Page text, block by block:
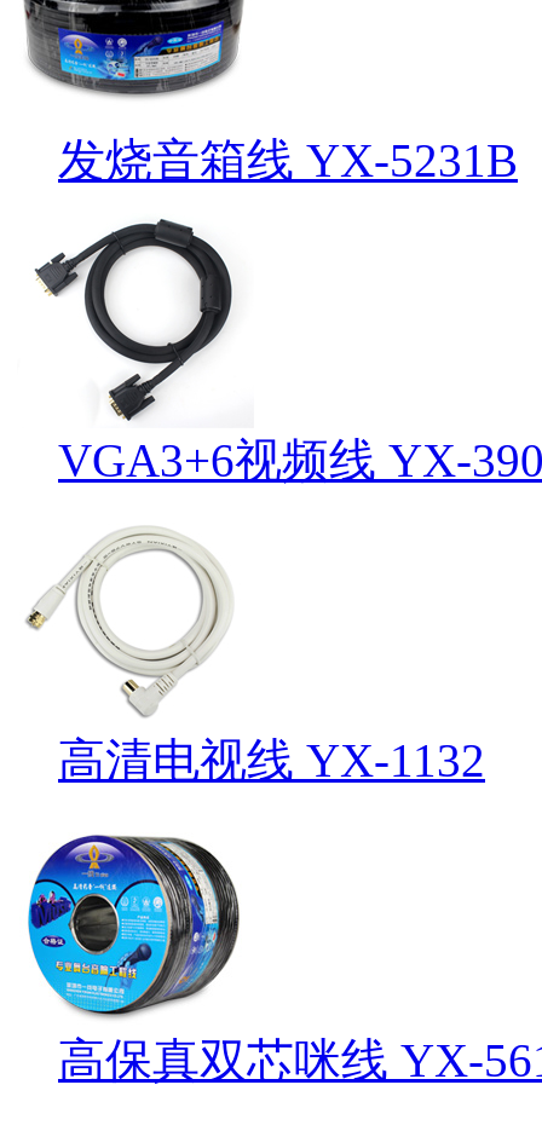
发烧音箱线 YX-5231B
VGA3+6视频线 YX-
高清电视线 YX-1132
高保真双芯咪线 YX-